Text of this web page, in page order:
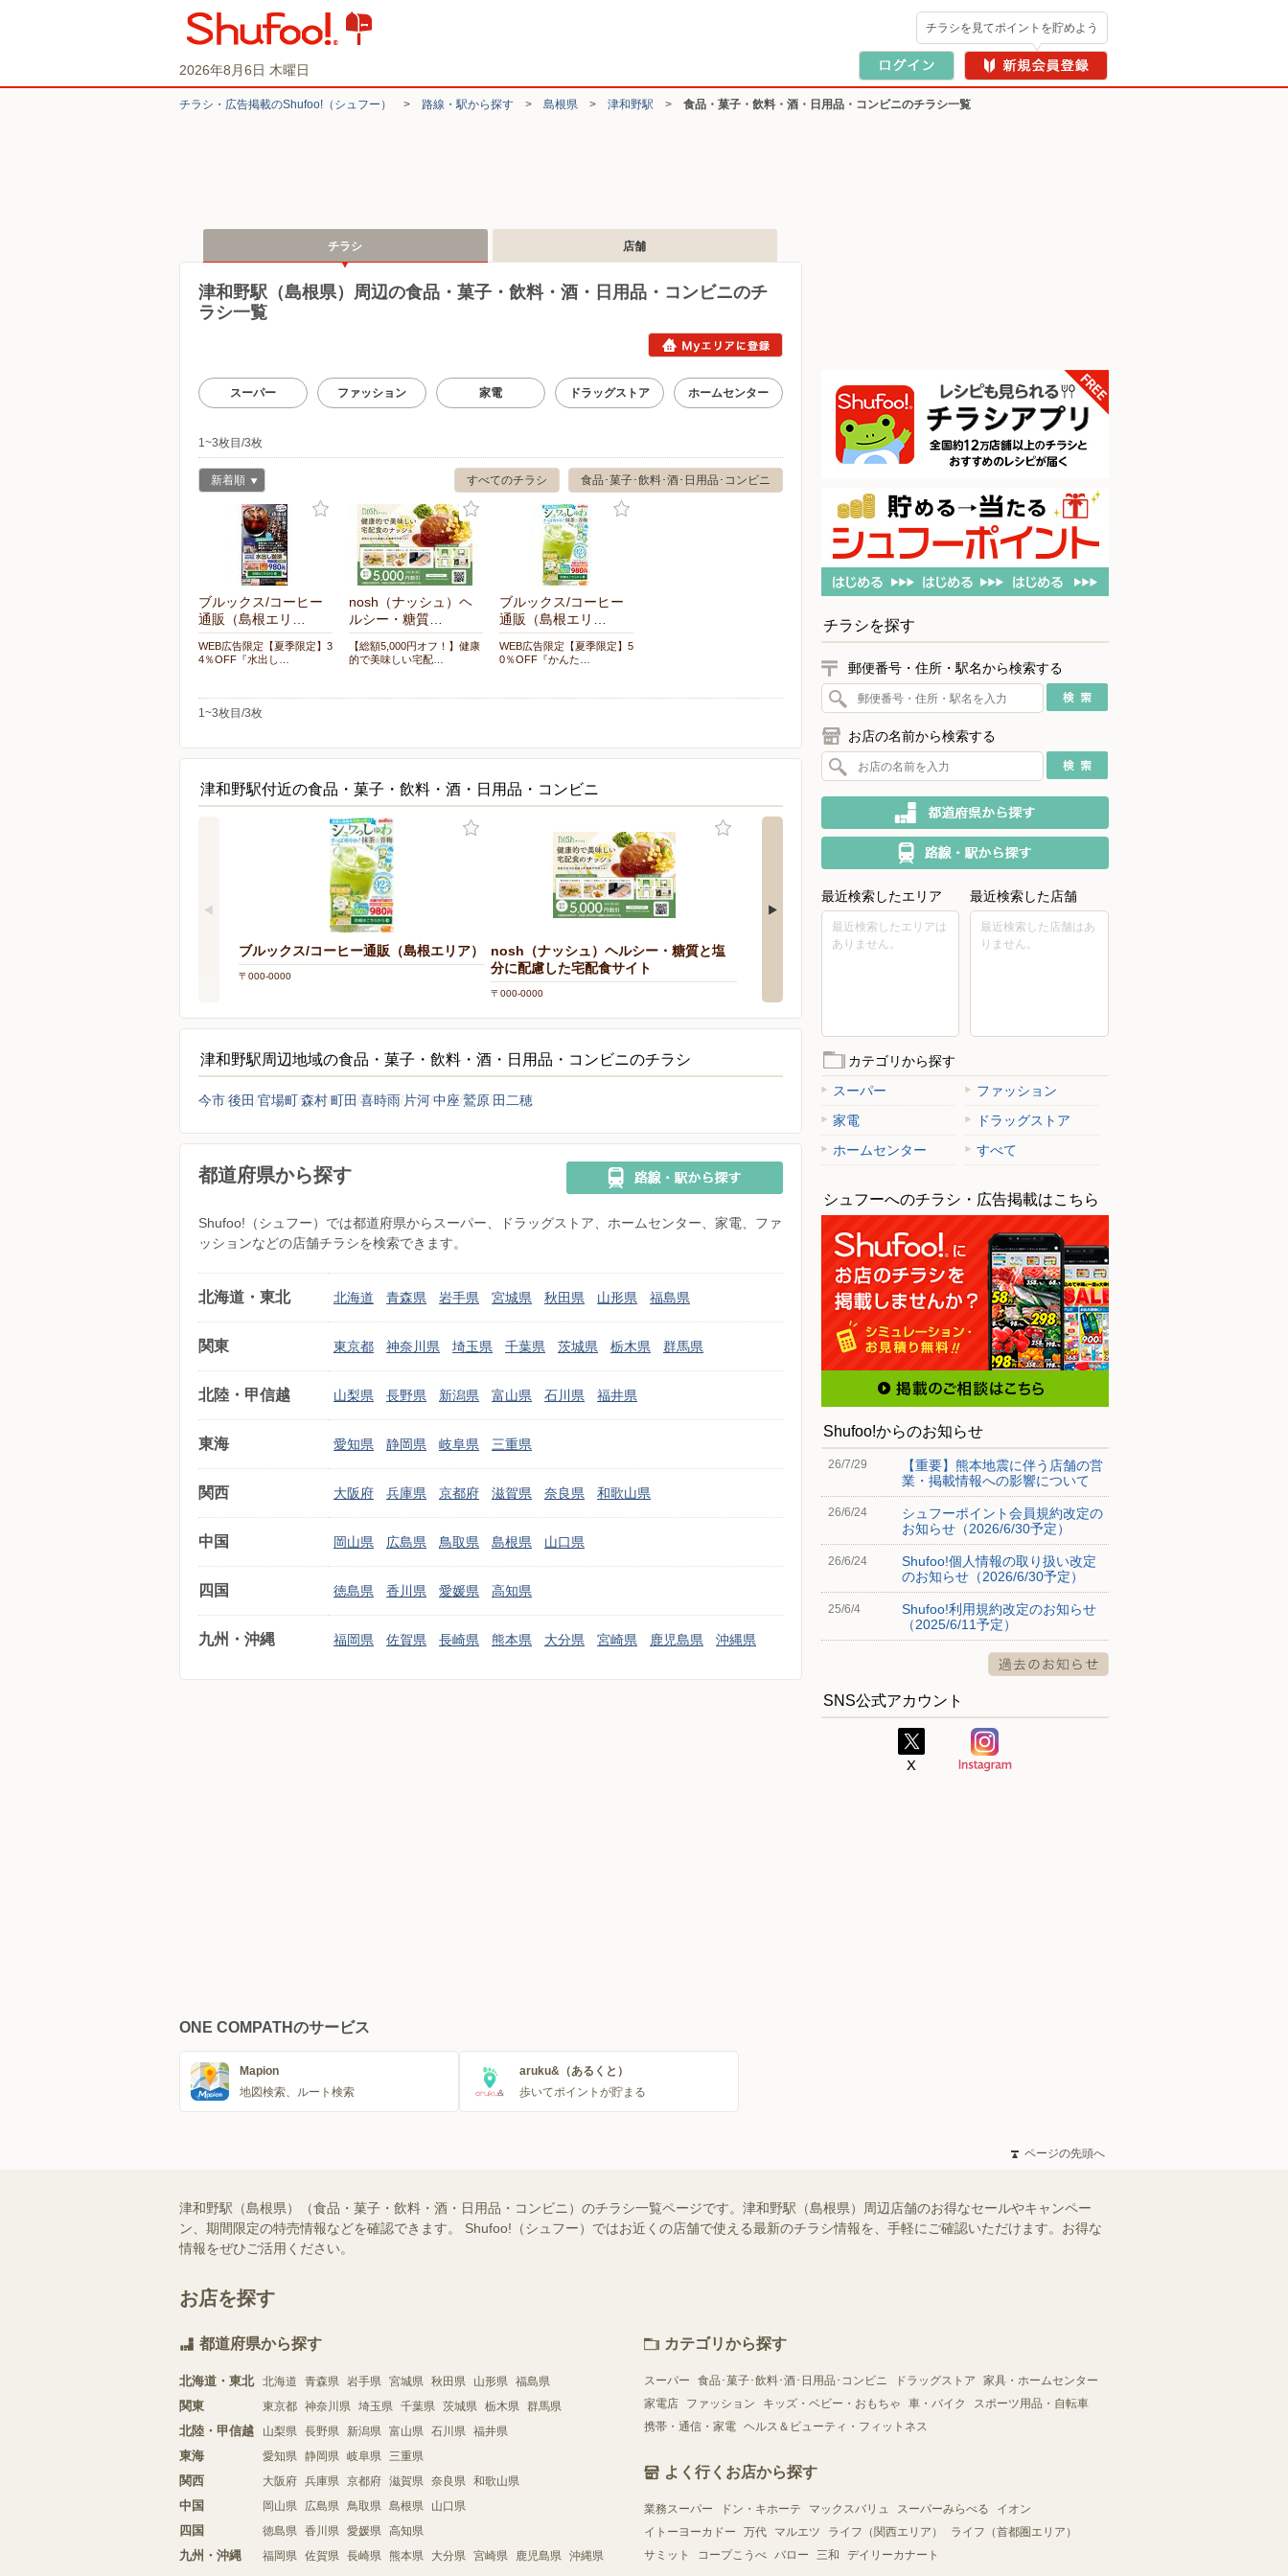
2026年8月6日 木曜日
チラシを見てポイントを貯めよう
チラシ・​広告掲載の​Shufoo!​（シュフー） > 路線・駅から探す > 島根県 > 津和野駅 > 食品・菓子・飲料・酒・日用品・コンビニのチラシ一覧
チラシ 店舗
津和野駅（島根県）周辺の食品・菓子・飲料・酒・日用品・コンビニのチ
ラシ一覧
スーパー ファッション 家電 ドラッグストア ホームセンター
1~3枚目/3枚
食品･菓子･飲料･酒･日用品･コンビニ
すべてのチラシ
新着順
ブルックス/コーヒー
通販（島根エリ…
WEB広告限定【夏季限定】3
4％OFF『水出し…
nosh（ナッシュ）ヘ
ルシー・糖質…
【総額5,000円オフ！】健康
的で美味しい宅配…
ブルックス/コーヒー
通販（島根エリ…
WEB広告限定【夏季限定】5
0％OFF『かんた…
1~3枚目/3枚
津和野駅付近の食品・菓子・飲料・酒・日用品・コンビニ
ブルックス/コーヒー通販（島根エリア）
〒000-0000
nosh（ナッシュ）ヘルシー・糖質と塩
分に配慮した宅配食サイト
〒000-0000
津和野駅周辺地域の食品・菓子・飲料・酒・日用品・コンビニのチラシ
今市後田 官場町森村町田 喜時雨 片河中座 鷲原 田二穂
都道府県から探す
Shufoo!（シュフー）では都道府県からスーパー、ドラッグストア、ホームセンター、家電、ファ
ッションなどの店舗チラシを検索できます。
北海道・東北 北海道 青森県 岩手県 宮城県 秋田県 山形県 福島県
関東 東京都 神奈川県 埼玉県 千葉県 茨城県 栃木県 群馬県
北陸・甲信越 山梨県 長野県 新潟県 富山県 石川県 福井県
東海 愛知県 静岡県 岐阜県 三重県
関西 大阪府 兵庫県 京都府 滋賀県 奈良県 和歌山県
中国 岡山県 広島県 鳥取県 島根県 山口県
四国 徳島県 香川県 愛媛県 高知県
九州・沖縄 福岡県 佐賀県 長崎県 熊本県 大分県 宮崎県 鹿児島県 沖縄県
チラシを探す
郵便番号・住所・駅名から検索する
お店の名前から検索する
最近検索したエリア
最近検索したエリアは
ありません。
最近検索した店舗
最近検索した店舗はあ
りません。
カテゴリから探す
スーパー
ファッション
家電
ドラッグストア
ホームセンター
すべて
シュフーへのチラシ・広告掲載はこちら
Shufoo!からのお知らせ
26/7/29
【重要】熊本地震に伴う店舗の営
業・掲載情報への影響について
26/6/24
シュフーポイント会員規約改定の
お知らせ（2026/6/30予定）
26/6/24
Shufoo!個人情報の取り扱い改定
のお知らせ（2026/6/30予定）
25/6/4
Shufoo!利用規約改定のお知らせ
（2025/6/11予定）
SNS公式アカウント
ONE COMPATHのサービス
Mapion
地図検索、ルート検索
aruku&（あるくと）
歩いてポイントが貯まる
ページの先頭へ
津和野駅（島根県）（食品・菓子・飲料・酒・日用品・コンビニ）のチラシ一覧ページです。津和野駅（島根県）周辺店舗のお得なセールやキャンペー
ン、期間限定の特売情報などを確認できます。 Shufoo!（シュフー）ではお近くの店舗で使える最新のチラシ情報を、手軽にご確認いただけます。お得な
情報をぜひご活用ください。
お店を探す
都道府県から探す
北海道・東北 北海道 青森県 岩手県 宮城県 秋田県 山形県 福島県
関東 東京都 神奈川県 埼玉県 千葉県 茨城県 栃木県 群馬県
北陸・甲信越 山梨県 長野県 新潟県 富山県 石川県 福井県
東海 愛知県 静岡県 岐阜県 三重県
関西 大阪府 兵庫県 京都府 滋賀県 奈良県 和歌山県
中国 岡山県 広島県 鳥取県 島根県 山口県
四国 徳島県 香川県 愛媛県 高知県
九州・沖縄 福岡県 佐賀県 長崎県 熊本県 大分県 宮崎県 鹿児島県 沖縄県
カテゴリから探す
スーパー 食品･菓子･飲料･酒･日用品･コンビニ ドラッグストア
家具・ホームセンター
家電店
ファッション キッズ・ベビー・おもちゃ 車・バイク
スポーツ用品・自転車
携帯・通信・家電 ヘルス＆ビューティ・フィットネス
よく行くお店から探す
業務スーパー ドン・キホーテ マックスバリュ スーパーみらべる
イオン
イトーヨーカドー
万代 マルエツ ライフ（関西エリア）
ライフ（首都圏エリア）
サミット
コープこうべ バロー 三和 デイリーカナート